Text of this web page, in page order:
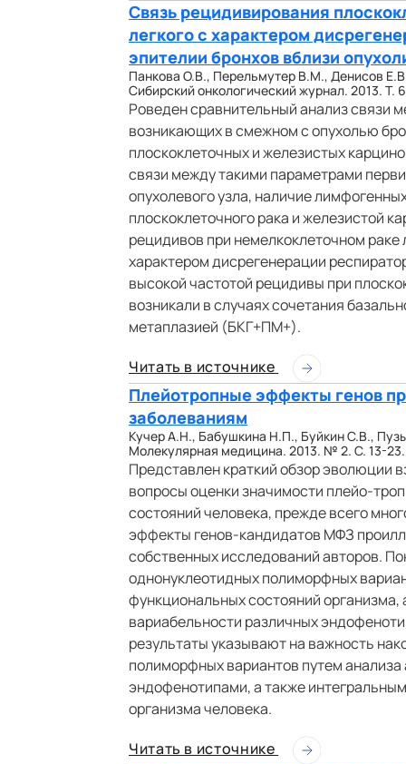
Связь рецидивирования
легкого с характером
эпителии бронхов вблизи
Панкова О.В., Перельмутер В.М., Денисов
Сибирский онкологический журнал. 2013.
Роведен сравнительный анализ связи
возникающих в смежном с опухолью
плоскоклеточных и железистых
связи между такими параметрами
опухолевого узла, наличие
плоскоклеточного рака и железистой
рецидивов при немелкоклеточном раке
характером дисрегенерации
высокой частотой рецидивы при
возникали в случаях сочетания
метаплазией (БКГ+ПМ+).
Читать в источнике
Плейотропные эффекты генов
заболеваниям
Кучер А.Н., Бабушкина Н.П., Буйкин С.В.,
Молекулярная медицина. 2013. № 2. С. 13-23.
Представлен краткий обзор эволюции
вопросы оценки значимости плейо-
состояний человека, прежде всего
эффекты генов-кандидатов МФЗ
собственных исследований авторов.
однонуклеотидных полиморфных
функциональных состояний
вариабельности различных
результаты указывают на важность
полиморфных вариантов путем
эндофенотипами, а также
организма человека.
Читать в источнике